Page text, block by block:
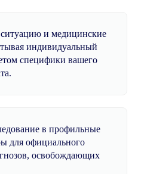
и медицинские
индивидуальный
специфики вашего
в профильные
для официального
освобождающих